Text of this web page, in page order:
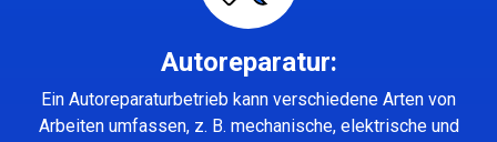
Autoreparatur:
Ein Autoreparaturbetrieb kann verschiedene Arten von
Arbeiten umfassen, z. B. mechanische, elektrische und